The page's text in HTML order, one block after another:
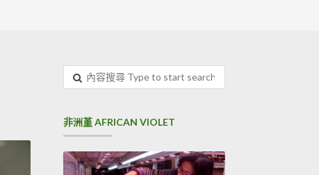
容
尋
非洲堇 AFRICAN VIOLET